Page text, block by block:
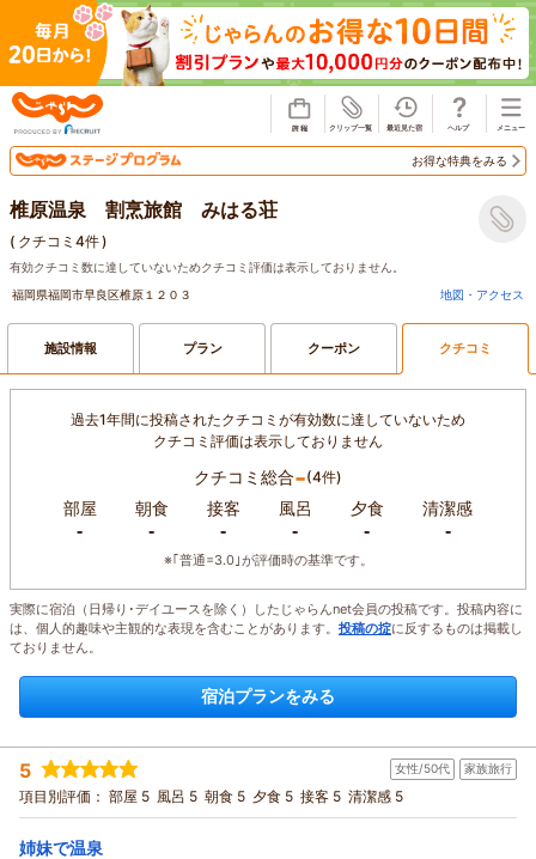
お得な特典をみる
椎原温泉 割烹旅館 みはる荘
( クチコミ4件)
有効クチコミ数に達していないためクチコミ評価は表示しておりません。
福岡県福岡市早良区椎原１２０３
地図・アクセス
施設情報 プラン クーポン クチコミ
過去1年間に投稿されたクチコミが有効数に達していないため
クチコミ評価は表示しておりません
クチコミ総合-(4件)
部屋
-
朝食
-
接客
-
風呂
-
夕食
-
清潔感
-
※｢普通=3.0｣が評価時の基準です。
実際に宿泊（日帰り･デイユースを除く）したじゃらんnet会員の投稿です。投稿内容に
は、個人的趣味や主観的な表現を含むことがあります。 投稿の掟に反するものは掲載し
ておりません。
宿泊プランをみる
5 女性/50代 家族旅行
項目別評価： 部屋 5 風呂 5 朝食 5 夕食 5 接客 5 清潔感 5
姉妹で温泉